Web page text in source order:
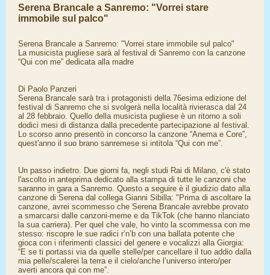
Serena Brancale a Sanremo: "Vorrei stare
immobile sul palco"
Serena Brancale a Sanremo: "Vorrei stare immobile sul palco"
La musicista pugliese sarà al festival di Sanremo con la canzone
“Qui con me” dedicata alla madre
Di Paolo Panzeri
Serena Brancale sarà tra i protagonisti della 76esima edizione del
festival di Sanremo che si svolgerà nella località rivierasca dal 24
al 28 febbraio. Quello della musicista pugliese è un ritorno a soli
dodici mesi di distanza dalla precedente partecipazione al festival.
Lo scorso anno presentò in concorso la canzone “Anema e Core”,
quest'anno il suo brano sanremese si intitola “Qui con me”.
Un passo indietro. Due giorni fa, negli studi Rai di Milano, c'è stato
l'ascolto in anteprima dedicato alla stampa di tutte le canzoni che
saranno in gara a Sanremo. Questo a seguire è il giudizio dato alla
canzone di Serena dal collega Gianni Sibilla: "Prima di ascoltare la
canzone, avrei scommesso che Serena Brancale avrebbe provato
a smarcarsi dalle canzoni-meme e da TikTok (che hanno rilanciato
la sua carriera). Per quel che vale, ho vinto la scommessa con me
stesso: riscopre le sue radici r’n’b con una ballata potente che
gioca con i riferimenti classici del genere e vocalizzi alla Giorgia:
“E se ti portassi via da quelle stelle/per cancellare il tuo addio dalla
mia pelle/scalerei la terra e il cielo/anche l’universo intero/per
averti ancora qui con me”.